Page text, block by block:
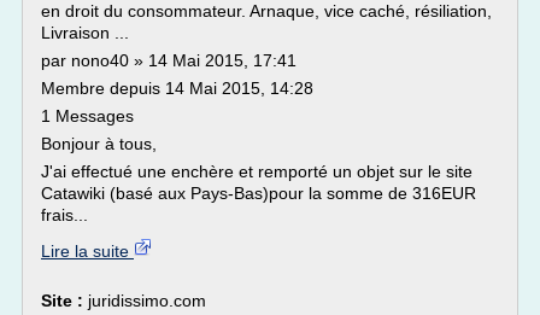
en droit du consommateur. Arnaque, vice caché, résiliation,
Livraison ...
par nono40 » 14 Mai 2015, 17:41
Membre depuis 14 Mai 2015, 14:28
1 Messages
Bonjour à tous,
J'ai effectué une enchère et remporté un objet sur le site
Catawiki (basé aux Pays-Bas)pour la somme de 316EUR
frais...
Lire la suite
Site : juridissimo.com